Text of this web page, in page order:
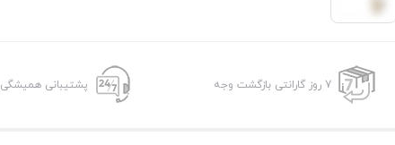
7 روز گارانتی بازگشت وجه پشتیبانی همیشگی